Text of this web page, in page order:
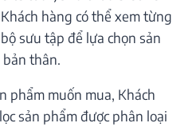
hàng có thể xem từng
sưu tập để lựa chọn sản
thân.
phẩm muốn mua, Khách
sản phẩm được phân loại